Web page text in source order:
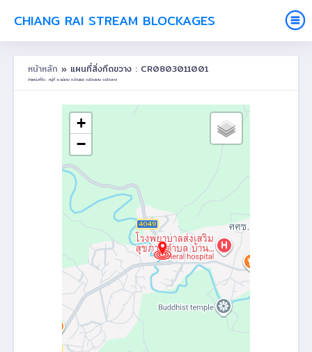
CHIANG RAI STREAM BLOCKAGES
หน้าหลัก » แผนที่สิ่งกีดขวาง : CR0803011001
ตำแหน่งที่ตั้ง : หมู่ที่ 11 แม่แอบ ต.บ้านแซว อ.เชียงแสน จ.เชียงราย
+
−